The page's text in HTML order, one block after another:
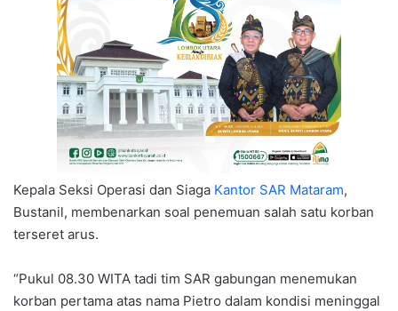
Kepala Seksi Operasi dan Siaga Kantor SAR Mataram,
Bustanil, membenarkan soal penemuan salah satu korban
terseret arus.
“Pukul 08.30 WITA tadi tim SAR gabungan menemukan
korban pertama atas nama Pietro dalam kondisi meninggal